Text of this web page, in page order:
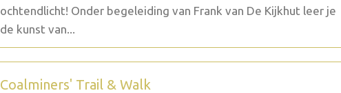
ochtendlicht! Onder begeleiding van Frank van De Kijkhut leer je
de kunst van...
Coalminers' Trail & Walk